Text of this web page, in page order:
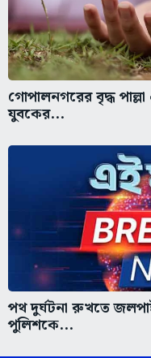
গোপালনগরের বৃদ্ধ
যুবকের...
পথ দুর্ঘটনা রুখতে
পুলিশকে...